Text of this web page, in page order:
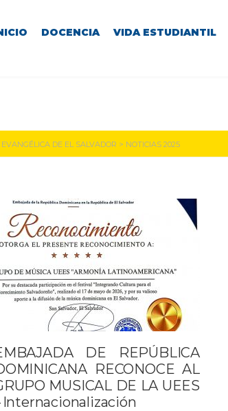
DOCENCIA VIDA ESTUDIANTIL
DE EL SALVADOR > NOTICIAS 2025
DE REPÚBLICA
RECONOCE AL
MUSICAL DE LA UEES
Internacionalización